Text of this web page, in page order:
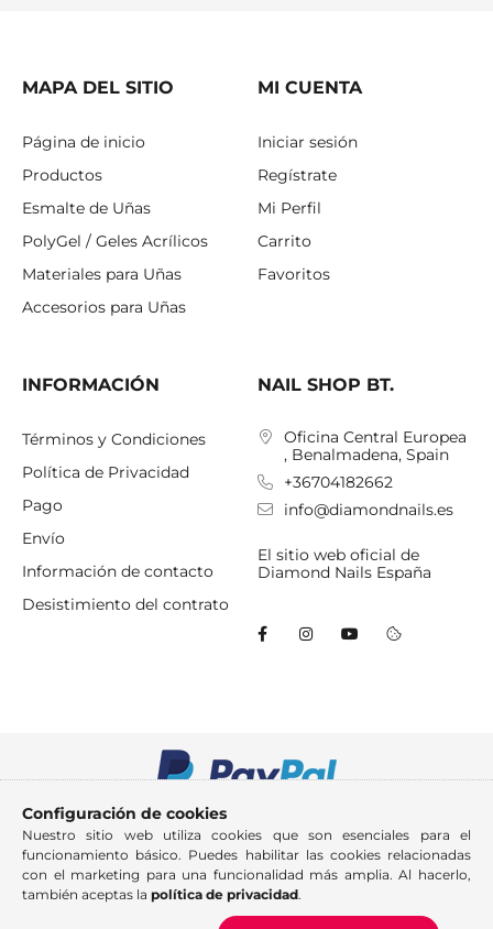
MAPA DEL SITIO
Página de inicio
Productos
Esmalte de Uñas
PolyGel / Geles Acrílicos
Materiales para Uñas
Accesorios para Uñas
MI CUENTA
Iniciar sesión
Regístrate
Mi Perfil
Carrito
Favoritos
INFORMACIÓN
Términos y Condiciones
Política de Privacidad
Pago
Envío
Información de contacto
Desistimiento del contrato
NAIL SHOP BT.
Oficina Central Europea
, Benalmadena, Spain
+36704182662
info@diamondnails.es
El sitio web oficial de
Diamond Nails España
Configuración de cookies
Nuestro sitio web utiliza cookies que son esenciales para el
funcionamiento básico. Puedes habilitar las cookies relacionadas
con el marketing para una funcionalidad más amplia. Al hacerlo,
también aceptas la política de privacidad.